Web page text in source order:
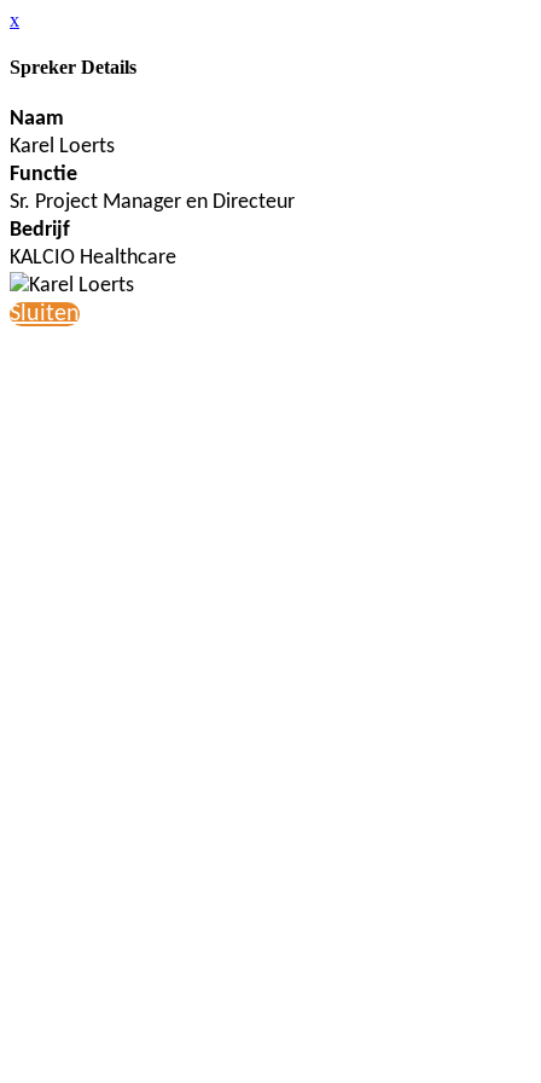
x
Spreker Details
Naam
Karel Loerts
Functie
Sr. Project Manager en Directeur
Bedrijf
KALCIO Healthcare
Sluiten